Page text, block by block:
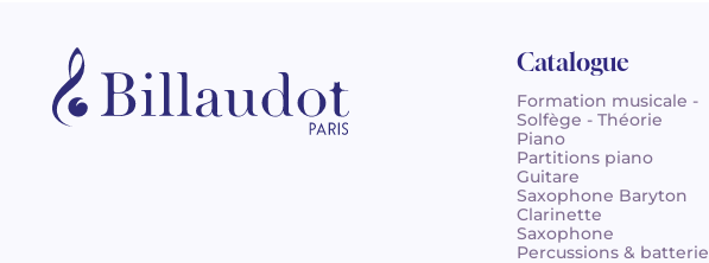
Catalogue
Formation musicale -
Solfège - Théorie
Piano
Partitions piano
Guitare
Saxophone Baryton
Clarinette
Saxophone
Percussions & batterie